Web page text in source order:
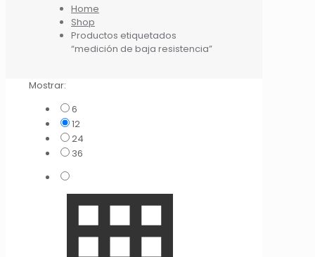
Home
Shop
Productos etiquetados
“medición de baja resistencia”
Mostrar:
6
12
24
36